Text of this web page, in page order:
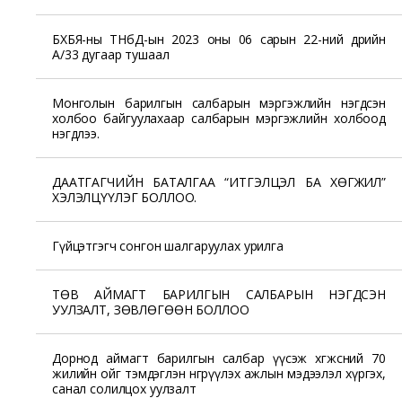
БХБЯ-ны ТНбД-ын 2023 оны 06 сарын 22-ний өдрийн
А/33 дугаар тушаал
Монголын барилгын салбарын мэргэжлийн нэгдсэн
холбоо байгуулахаар салбарын мэргэжлийн холбоод
нэгдлээ.
ДААТГАГЧИЙН БАТАЛГАА “ИТГЭЛЦЭЛ БА ХӨГЖИЛ”
ХЭЛЭЛЦҮҮЛЭГ БОЛЛОО.
Гүйцэтгэгч сонгон шалгаруулах урилга
ТӨВ АЙМАГТ БАРИЛГЫН САЛБАРЫН НЭГДСЭН
УУЛЗАЛТ, ЗӨВЛӨГӨӨН БОЛЛОО
Дорнод аймагт барилгын салбар үүсэж хөгжсөний 70
жилийн ойг тэмдэглэн өнгөрүүлэх ажлын мэдээлэл хүргэх,
санал солилцох уулзалт